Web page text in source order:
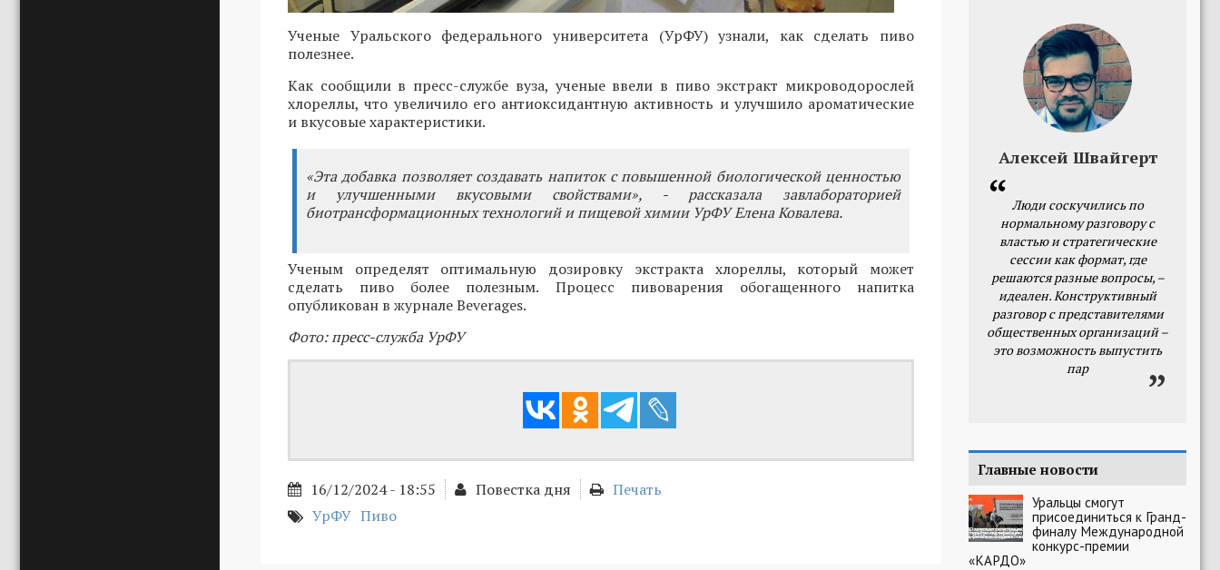
Ученые Уральского федерального университета (УрФУ) узнали, как сделать пиво
полезнее.
Как сообщили в пресс-службе вуза, ученые ввели в пиво экстракт микроводорослей
хлореллы, что увеличило его антиоксидантную активность и улучшило ароматические
и вкусовые характеристики.
«Эта добавка позволяет создавать напиток с повышенной биологической ценностью
и улучшенными вкусовыми свойствами», - рассказала завлабораторией
биотрансформационных технологий и пищевой химии УрФУ Елена Ковалева.
Ученым определят оптимальную дозировку экстракта хлореллы, который может
сделать пиво более полезным. Процесс пивоварения обогащенного напитка
опубликован в журнале Beverages.
Фото: пресс-служба УрФУ
16/12/2024 - 18:55 Повестка дня
Печать
УрФУ Пиво
Алексей Швайгерт
Люди соскучились по
нормальному разговору с
властью и стратегические
сессии как формат, где
решаются разные вопросы, –
идеален. Конструктивный
разговор с представителями
общественных организаций –
это возможность выпустить
пар
Главные новости
Уральцы смогут
присоединиться к Гранд-
финалу Международной
конкурс-премии
«КАРДО»